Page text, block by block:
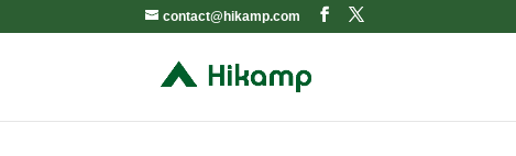
contact@hikamp.com